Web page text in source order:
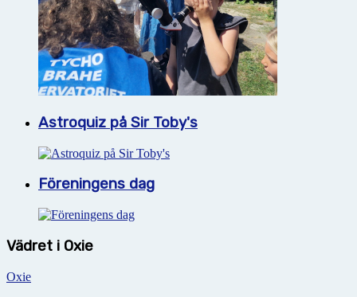
Astroquiz på Sir Toby's
Föreningens dag
Vädret i Oxie
Oxie